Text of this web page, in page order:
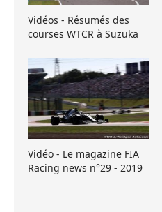
Vidéos - Résumés des
courses WTCR à Suzuka
Vidéo - Le magazine FIA
Racing news n°29 - 2019